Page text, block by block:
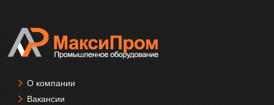
О компании
Вакансии